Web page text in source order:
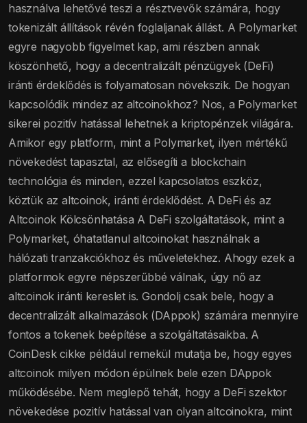
használva lehetővé teszi a résztvevők számára, hogy
tokenizált állítások révén foglaljanak állást. A Polymarket
egyre nagyobb figyelmet kap, ami részben annak
köszönhető, hogy a decentralizált pénzügyek (DeFi)
iránti érdeklődés is folyamatosan növekszik. De hogyan
kapcsolódik mindez az altcoinokhoz? Nos, a Polymarket
sikerei pozitív hatással lehetnek a kriptopénzek világára.
Amikor egy platform, mint a Polymarket, ilyen mértékű
növekedést tapasztal, az elősegíti a blockchain
technológia és minden, ezzel kapcsolatos eszköz,
köztük az altcoinok, iránti érdeklődést. A DeFi és az
Altcoinok Kölcsönhatása A DeFi szolgáltatások, mint a
Polymarket, óhatatlanul altcoinokat használnak a
hálózati tranzakciókhoz és műveletekhez. Ahogy ezek a
platformok egyre népszerűbbé válnak, úgy nő az
altcoinok iránti kereslet is. Gondolj csak bele, hogy a
decentralizált alkalmazások (DAppok) számára mennyire
fontos a tokenek beépítése a szolgáltatásaikba. A
CoinDesk cikke például remekül mutatja be, hogy egyes
altcoinok milyen módon épülnek bele ezen DAppok
működésébe. Nem meglepő tehát, hogy a DeFi szektor
növekedése pozitív hatással van olyan altcoinokra, mint